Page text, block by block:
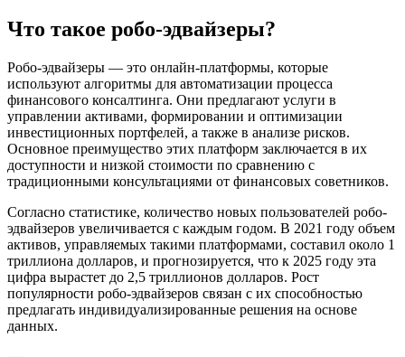
Что такое робо-эдвайзеры?
Робо-эдвайзеры — это онлайн-платформы, которые
используют алгоритмы для автоматизации процесса
финансового консалтинга. Они предлагают услуги в
управлении активами, формировании и оптимизации
инвестиционных портфелей, а также в анализе рисков.
Основное преимущество этих платформ заключается в их
доступности и низкой стоимости по сравнению с
традиционными консультациями от финансовых советников.
Согласно статистике, количество новых пользователей робо-
эдвайзеров увеличивается с каждым годом. В 2021 году объем
активов, управляемых такими платформами, составил около 1
триллиона долларов, и прогнозируется, что к 2025 году эта
цифра вырастет до 2,5 триллионов долларов. Рост
популярности робо-эдвайзеров связан с их способностью
предлагать индивидуализированные решения на основе
данных.